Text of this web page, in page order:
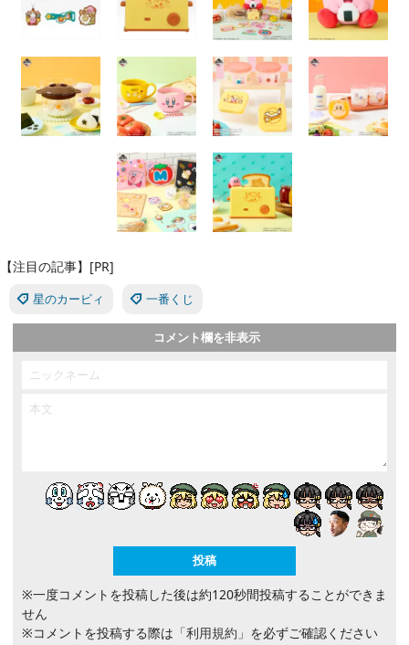
【注目の記事】[PR]
星のカービィ 一番くじ
コメント欄を非表示
※一度コメントを投稿した後は約120秒間投稿することができま
せん
※コメントを投稿する際は 「利用規約」 を必ずご確認ください